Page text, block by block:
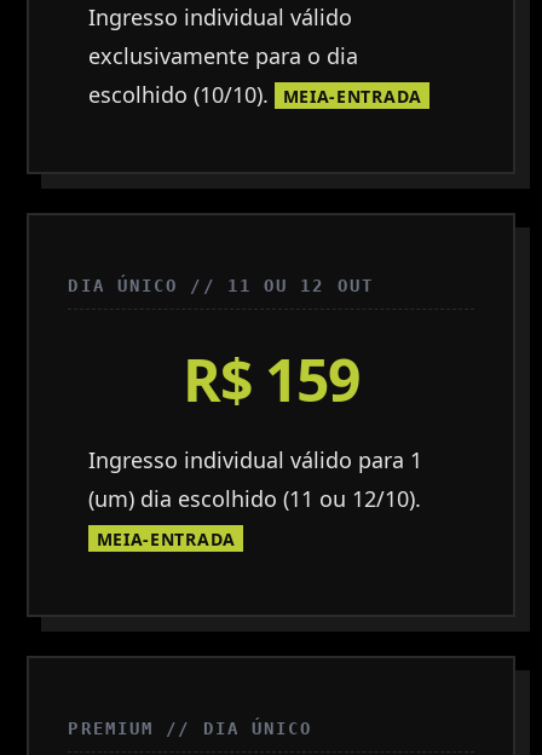
Ingresso individual válido
exclusivamente para o dia
escolhido (10/10).
MEIA-ENTRADA
DIA ÚNICO // 11 OU 12 OUT
R$ 159
Ingresso individual válido para 1
(um) dia escolhido (11 ou 12/10).
MEIA-ENTRADA
PREMIUM // DIA ÚNICO